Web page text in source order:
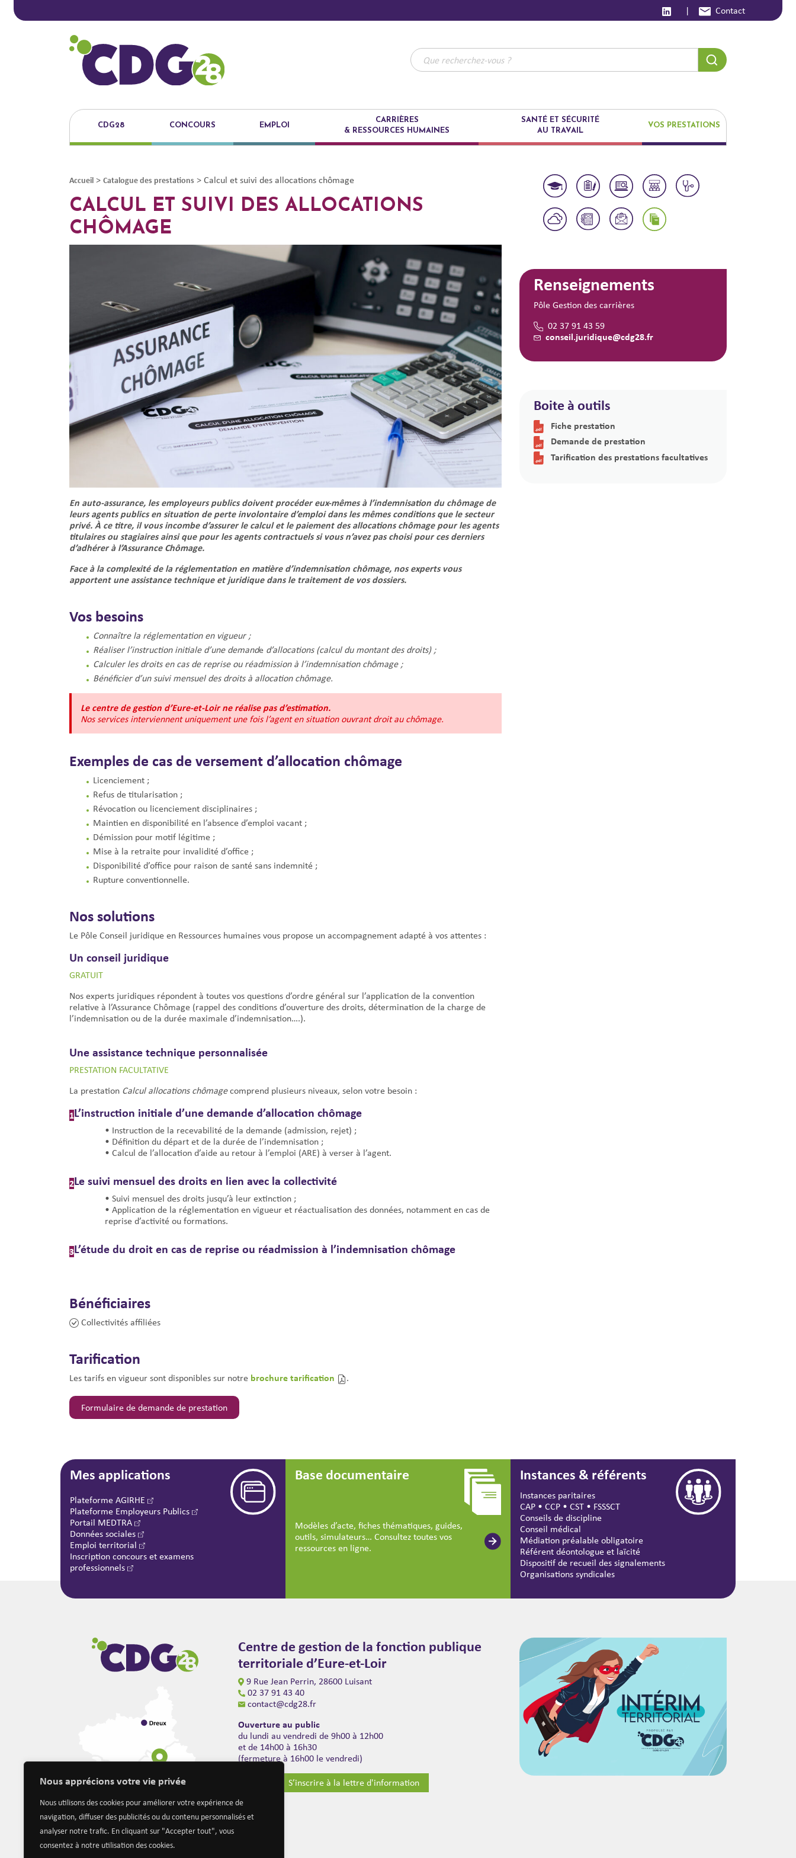
Nous apprécions votre vie privée
Nous utilisons des cookies pour améliorer votre expérience de
navigation, diffuser des publicités ou du contenu personnalisés et
analyser notre trafic. En cliquant sur "Accepter tout", vous
consentez à notre utilisation des cookies.
| Contact
CDG28 CONCOURS EMPLOI
CARRIÈRES
& RESSOURCES HUMAINES
SANTÉ ET SÉCURITÉ
AU TRAVAIL
VOS PRESTATIONS
Accueil > Catalogue des prestations >Calcul et suivi des allocations chômage
CALCUL ET SUIVI DES ALLOCATIONS
CHÔMAGE
En auto-assurance, les employeurs publics doivent procéder eux-mêmes à l’indemnisation du chômage de
leurs agents publics en situation de perte involontaire d’emploi dans les mêmes conditions que le secteur
privé. À ce titre, il vous incombe d’assurer le calcul et le paiement des allocations chômage pour les agents
titulaires ou stagiaires ainsi que pour les agents contractuels si vous n’avez pas choisi pour ces derniers
d’adhérer à l’Assurance Chômage.
Face à la complexité de la réglementation en matière d’indemnisation chômage, nos experts vous
apportent une assistance technique et juridique dans le traitement de vos dossiers.
Vos besoins
Connaître la réglementation en vigueur ;
Réaliser l’instruction initiale d’une demande d’allocations (calcul du montant des droits) ;
Calculer les droits en cas de reprise ou réadmission à l’indemnisation chômage ;
Bénéficier d’un suivi mensuel des droits à allocation chômage.
Le centre de gestion d’Eure-et-Loir ne réalise pas d’estimation.
Nos services interviennent uniquement une fois l’agent en situation ouvrant droit au chômage.
Exemples de cas de versement d’allocation chômage
Licenciement ;
Refus de titularisation ;
Révocation ou licenciement disciplinaires ;
Maintien en disponibilité en l’absence d’emploi vacant ;
Démission pour motif légitime ;
Mise à la retraite pour invalidité d’office ;
Disponibilité d’office pour raison de santé sans indemnité ;
Rupture conventionnelle.
Nos solutions
Le Pôle Conseil juridique en Ressources humaines vous propose un accompagnement adapté à vos attentes :
Un conseil juridique
GRATUIT
Nos experts juridiques répondent à toutes vos questions d’ordre général sur l’application de la convention
relative à l’Assurance Chômage (rappel des conditions d’ouverture des droits, détermination de la charge de
l’indemnisation ou de la durée maximale d’indemnisation….).
Une assistance technique personnalisée
PRESTATION FACULTATIVE
La prestation Calcul allocations chômagecomprend plusieurs niveaux, selon votre besoin :
1L’instruction initiale d’une demande d’allocation chômage
• Instruction de la recevabilité de la demande (admission, rejet) ;
• Définition du départ et de la durée de l’indemnisation ;
• Calcul de l’allocation d’aide au retour à l’emploi (ARE) à verser à l’agent.
2Le suivi mensuel des droits en lien avec la collectivité
• Suivi mensuel des droits jusqu’à leur extinction ;
• Application de la réglementation en vigueur et réactualisation des données, notamment en cas de
reprise d’activité ou formations.
3L’étude du droit en cas de reprise ou réadmission à l’indemnisation chômage
Bénéficiaires
Collectivités affiliées
Tarification
Les tarifs en vigueur sont disponibles sur notre brochure tarification .
Formulaire de demande de prestation
Renseignements
Pôle Gestion des carrières
02 37 91 43 59
conseil.juridique@cdg28.fr
Boite à outils
Fiche prestation
Demande de prestation
Tarification des prestations facultatives
Mes applications
Plateforme AGIRHE
Plateforme Employeurs Publics
Portail MEDTRA
Données sociales
Emploi territorial
Inscription concours et examens
professionnels
Base documentaire
Modèles d’acte, fiches thématiques, guides,
outils, simulateurs… Consultez toutes vos
ressources en ligne.
Instances & référents
Instances paritaires
CAP • CCP • CST • FSSSCT
Conseils de discipline
Conseil médical
Médiation préalable obligatoire
Référent déontologue et laïcité
Dispositif de recueil des signalements
Organisations syndicales
Centre de gestion de la fonction publique
territoriale d’Eure-et-Loir
9 Rue Jean Perrin, 28600 Luisant
02 37 91 43 40
contact@cdg28.fr
Ouverture au public
du lundi au vendredi de 9h00 à 12h00
et de 14h00 à 16h30
(fermeture à 16h00 le vendredi)
S’inscrire à la lettre d'information